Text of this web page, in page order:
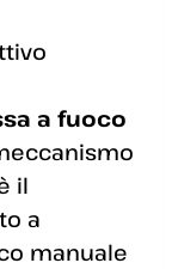
a fuoco
il
a
manuale